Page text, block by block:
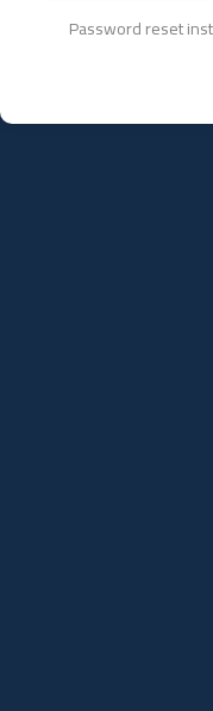
Password reset